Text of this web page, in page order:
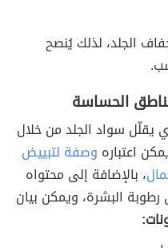
الجلد، لذلك يُنصح
الحساسة
يقلّل سواد الجلد من خلال
اعتباره وصفة لتبييض
، بالإضافة إلى محتواه
البشرة، ويمكن بيان